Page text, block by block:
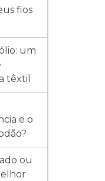
fios
um
têxtil
e o
ou